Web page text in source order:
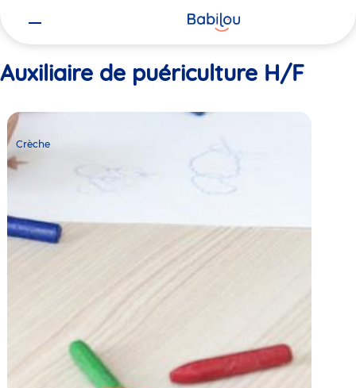
Auxiliaire de puériculture H/F
Crèche
Babilou
Muret
Crèche